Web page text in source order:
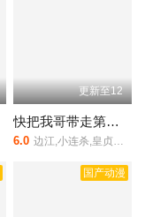
更新至12
快把我哥带走第三季
6.0 边江,小连杀,皇贞季,阿杰,新月冰冰,叮当,中村悠一,雨宫天,小野贤章,花江夏树,森永千才
国产动漫